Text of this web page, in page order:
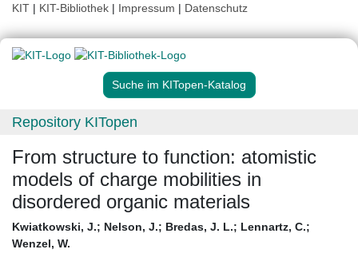
KIT | KIT-Bibliothek | Impressum | Datenschutz
Suche im KITopen-Katalog
Repository KITopen
From structure to function: atomistic
models of charge mobilities in
disordered organic materials
Kwiatkowski, J.; Nelson, J.; Bredas, J. L.; Lennartz, C.;
Wenzel, W.